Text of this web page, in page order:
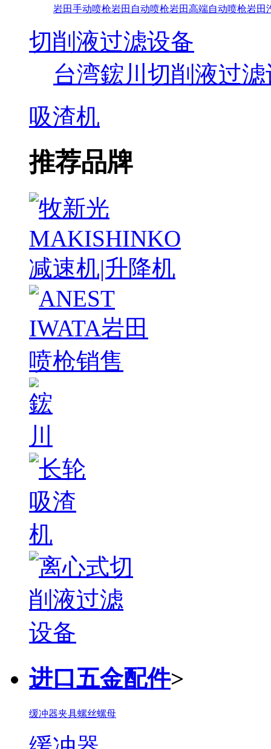
岩田手动喷枪岩田自动喷枪岩田高端自动喷枪岩田
切削液过滤设备
台湾鋐川切削液过
吸渣机
推荐品牌
进口五金配件>
缓冲器夹具螺丝螺母